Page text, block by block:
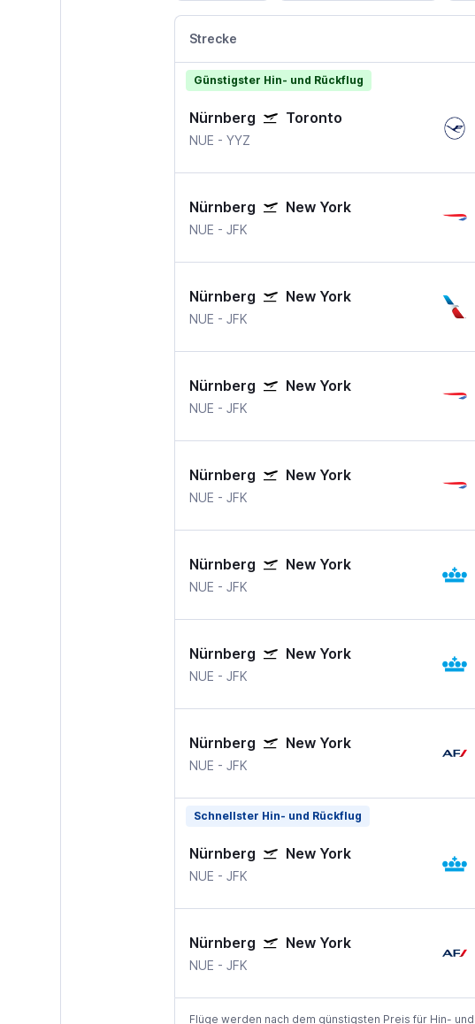
Strecke
Günstigster Hin- und Rückflug
Nürnberg Toronto
NUE - YYZ
Nürnberg New York
NUE - JFK
Nürnberg New York
NUE - JFK
Nürnberg New York
NUE - JFK
Nürnberg New York
NUE - JFK
Nürnberg New York
NUE - JFK
Nürnberg New York
NUE - JFK
Nürnberg New York
NUE - JFK
Schnellster Hin- und Rückflug
Nürnberg New York
NUE - JFK
Nürnberg New York
NUE - JFK
Flüge werden nach dem günstigsten Preis für Hin-